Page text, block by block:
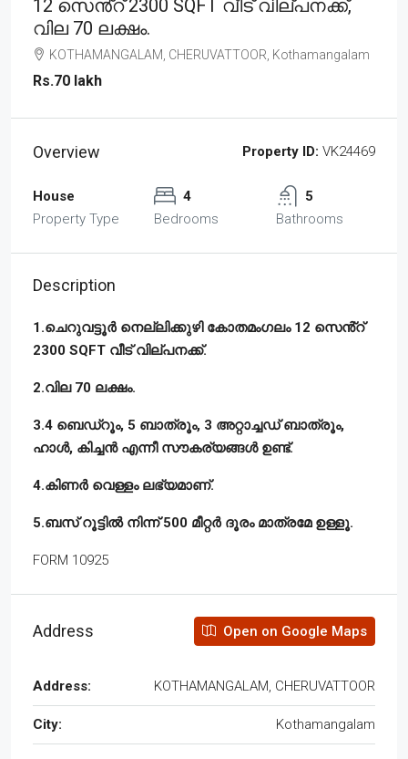
12 സെൻ്റ് 2300 SQFT വീട് വില്പനക്ക്,
വില 70 ലക്ഷം.
KOTHAMANGALAM, CHERUVATTOOR, Kothamangalam
Rs.70 lakh
Overview Property ID: VK24469
House
Property Type
4
Bedrooms
5
Bathrooms
Description
1.ചെറുവട്ടൂർ നെല്ലിക്കുഴി കോതമംഗലം 12 സെൻ്റ്
2300 SQFT വീട് വില്പനക്ക്.
2.വില 70 ലക്ഷം.
3.4 ബെഡ്‌റൂം, 5 ബാത്രൂം, 3 അറ്റാച്ചഡ് ബാത്രൂം,
ഹാൾ, കിച്ചൻ എന്നീ സൗകര്യങ്ങൾ ഉണ്ട്‌.
4.കിണർ വെള്ളം ലഭ്യമാണ്.
5.ബസ് റൂട്ടിൽ നിന്ന് 500 മീറ്റർ ദൂരം മാത്രമേ ഉള്ളൂ.
FORM 10925
Address Open on Google Maps
Address: KOTHAMANGALAM, CHERUVATTOOR
City: Kothamangalam